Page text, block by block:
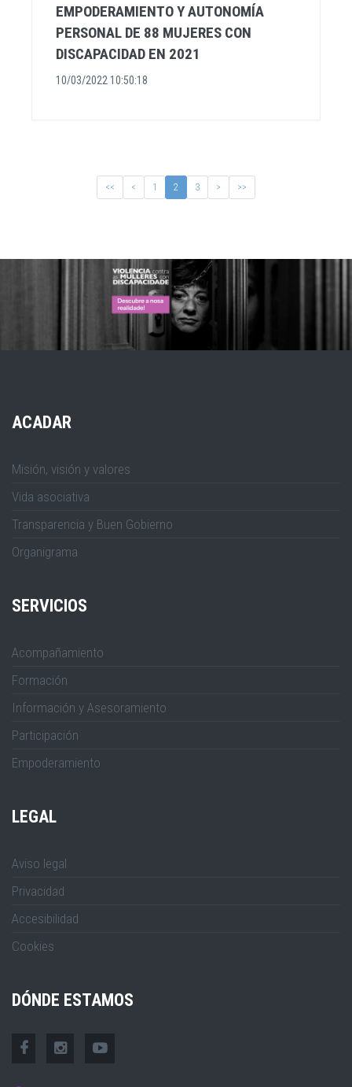
EMPODERAMIENTO Y AUTONOMÍA
PERSONAL DE 88 MUJERES CON
DISCAPACIDAD EN 2021
10/03/2022 10:50:18
<< < 1 2 3 > >>
ACADAR
Misión, visión y valores
Vida asociativa
Transparencia y Buen Gobierno
Organigrama
SERVICIOS
Acompañamiento
Formación
Información y Asesoramiento
Participación
Empoderamiento
LEGAL
Aviso legal
Privacidad
Accesibilidad
Cookies
DÓNDE ESTAMOS